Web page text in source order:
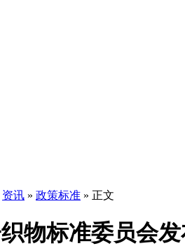
资讯 » 政策标准 » 正文
物标准委员会